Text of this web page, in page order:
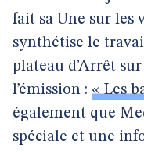
fait sa Une sur les
synthétise le
plateau d’Arrêt
l’émission : « Les
également que
spéciale et une